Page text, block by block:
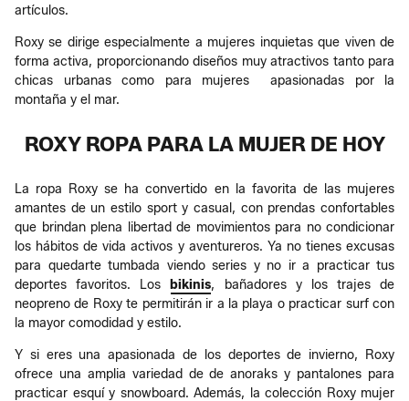
artículos.
Roxy se dirige especialmente a mujeres inquietas que viven de
forma activa, proporcionando diseños muy atractivos tanto para
chicas urbanas como para mujeres apasionadas por la
montaña y el mar.
ROXY ROPA PARA LA MUJER DE HOY
La ropa Roxy se ha convertido en la favorita de las mujeres
amantes de un estilo sport y casual, con prendas confortables
que brindan plena libertad de movimientos para no condicionar
los hábitos de vida activos y aventureros. Ya no tienes excusas
para quedarte tumbada viendo series y no ir a practicar tus
deportes favoritos. Los
bikinis, bañadores y los trajes de
neopreno de Roxy te permitirán ir a la playa o practicar surf con
la mayor comodidad y estilo.
Y si eres una apasionada de los deportes de invierno, Roxy
ofrece una amplia variedad de de anoraks y pantalones para
practicar esquí y snowboard. Además, la colección Roxy mujer